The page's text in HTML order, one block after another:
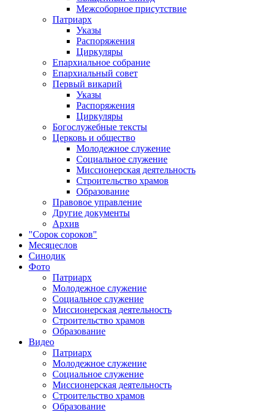
Межсоборное присутствие
Патриарх
Указы
Распоряжения
Циркуляры
Епархиальное собрание
Епархиальный совет
Первый викарий
Указы
Распоряжения
Циркуляры
Богослужебные тексты
Церковь и общество
Молодежное служение
Социальное служение
Миссионерская деятельность
Строительство храмов
Образование
Правовое управление
Другие документы
Архив
"Сорок сороков"
Месяцеслов
Синодик
Фото
Патриарх
Молодежное служение
Социальное служение
Миссионерская деятельность
Строительство храмов
Образование
Видео
Патриарх
Молодежное служение
Социальное служение
Миссионерская деятельность
Строительство храмов
Образование